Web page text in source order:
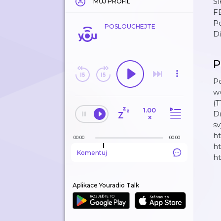
POSLOUCHEJTE
1.00
×
00:00 00:00
Komentuj
Aplikace Youradio Talk